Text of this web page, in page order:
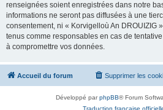
renseignées soient enregistrées dans notre
informations ne seront pas diffusées à une
consentement, ni « Korvigelloù An DROUIZIG
tenus comme responsables en cas de
à compromettre vos données.
Accueil du forum Supprimer les
Développé parphpBB® Forum
Traduction française